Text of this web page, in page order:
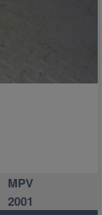
MPV
2001